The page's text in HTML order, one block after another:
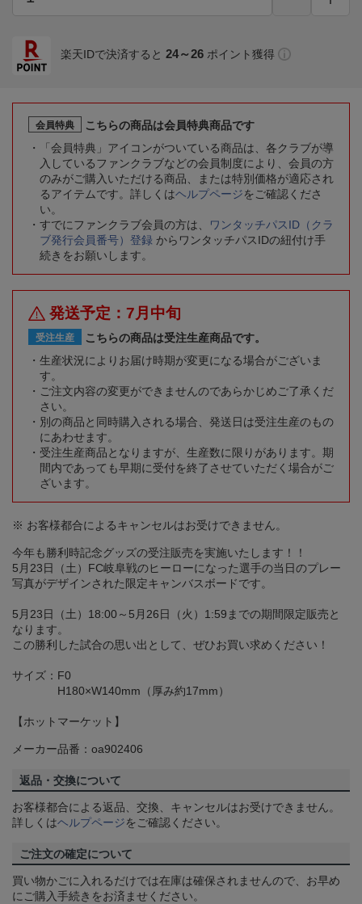
楽天IDで決済すると 24～26 ポイント獲得
会員特典
こちらの商品は会員特典商品です
「会員特典」アイコンがついている商品は、各クラブが導
入しているファンクラブなどの会員制度により、会員の方
のみがご購入いただける商品、または特別価格が適応され
るアイテムです。詳しくはヘルプページをご確認くださ
い。
すでにファンクラブ会員の方は、
ワンタッチパスID（クラ
ブ発行会員番号）登録 からワンタッチパスIDの紐付け手
続きをお願いします。
発送予定：7月中旬
受注生産
こちらの商品は受注生産商品です。
生産状況によりお届け時期が変更になる場合がございま
す。
ご注文内容の変更ができませんのであらかじめご了承くだ
さい。
別の商品と同時購入される場合、発送日は受注生産のもの
にあわせます。
受注生産商品となりますが、生産数に限りがあります。期
間内であっても早期に受付を終了させていただく場合がご
ざいます。
※ お客様都合によるキャンセルはお受けできません。
今年も勝利時記念グッズの受注販売を実施いたします！！
5月23日（土）FC岐阜戦のヒーローになった選手の当日のプレー
写真がデザインされた限定キャンバスボードです。
5月23日（土）18:00～5月26日（火）1:59までの期間限定販売と
なります。
この勝利した試合の思い出として、ぜひお買い求めください！
サイズ：F0
H180×W140mm（厚み約17mm）
【ホットマーケット】
メーカー品番：oa902406
返品・交換について
お客様都合による返品、交換、キャンセルはお受けできません。
詳しくはヘルプページをご確認ください。
ご注文の確定について
買い物かごに入れるだけでは在庫は確保されませんので、お早め
にご購入手続きをお済ませください。